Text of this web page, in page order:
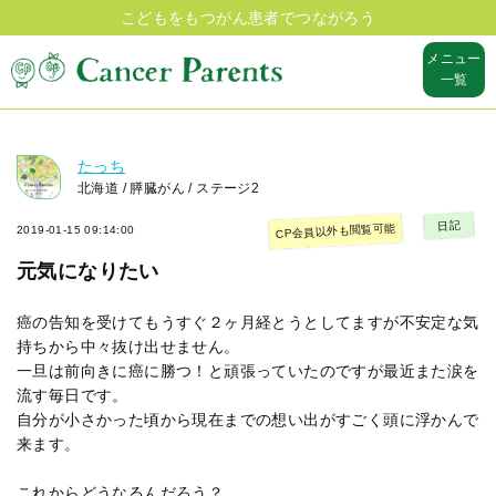
こどもをもつがん患者でつながろう
メニュー
一覧
たっち
北海道 / 膵臓がん / ステージ2
2019-01-15 09:14:00
元気になりたい
CP会員以外も閲覧可能 日記
癌の告知を受けてもうすぐ２ヶ月経とうとしてますが不安定な気
持ちから中々抜け出せません。
一旦は前向きに癌に勝つ！と頑張っていたのですが最近また涙を
流す毎日です。
自分が小さかった頃から現在までの想い出がすごく頭に浮かんで
来ます。